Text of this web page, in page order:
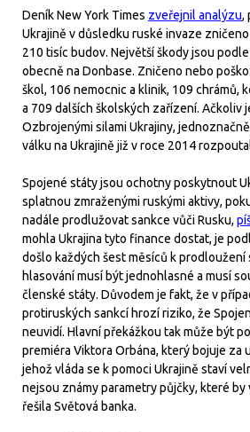
Deník New York Times zveřejnil analýzu,
Ukrajině v důsledku ruské invaze
210 tisíc budov. Největší škody jsou
obecně na Donbase. Zničeno nebo
škol, 106 nemocnic a klinik, 109 chrámů,
a 709 dalších školských zařízení. Ačkoliv
Ozbrojenými silami Ukrajiny,
válku na Ukrajině již v roce 2014
Spojené státy jsou ochotny poskytnout
splatnou zmraženými ruskými aktivy,
nadále prodlužovat sankce vůči Rusku,
mohla Ukrajina tyto finance dostat, je
došlo každých šest měsíců k prodloužení
hlasování musí být jednohlasné a musí
členské státy. Důvodem je fakt, že v
protiruských sankcí hrozí riziko, že
neuvidí. Hlavní překážkou tak může být
premiéra Viktora Orbána, který bojuje za
jehož vláda se k pomoci Ukrajině staví
nejsou známy parametry půjčky, které
řešila Světová banka.